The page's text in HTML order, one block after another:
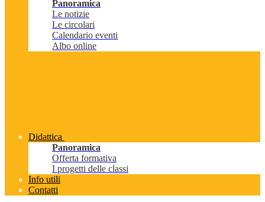
Panoramica
Le notizie
Le circolari
Calendario eventi
Albo online
Didattica
Panoramica
Offerta formativa
I progetti delle classi
Info utili
Contatti